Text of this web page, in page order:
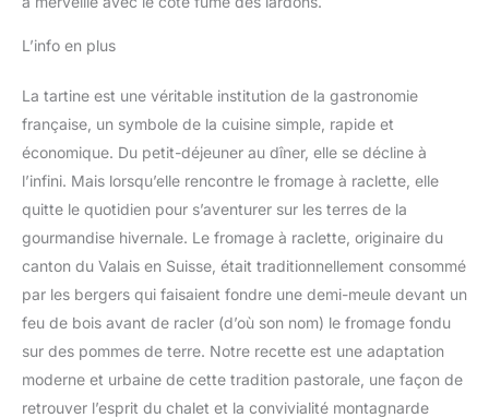
L’info en plus
La tartine est une véritable institution de la gastronomie
française, un symbole de la cuisine simple, rapide et
économique. Du petit-déjeuner au dîner, elle se décline à
l’infini. Mais lorsqu’elle rencontre le fromage à raclette, elle
quitte le quotidien pour s’aventurer sur les terres de la
gourmandise hivernale. Le fromage à raclette, originaire du
canton du Valais en Suisse, était traditionnellement consommé
par les bergers qui faisaient fondre une demi-meule devant un
feu de bois avant de racler (d’où son nom) le fromage fondu
sur des pommes de terre. Notre recette est une adaptation
moderne et urbaine de cette tradition pastorale, une façon de
retrouver l’esprit du chalet et la convivialité montagnarde